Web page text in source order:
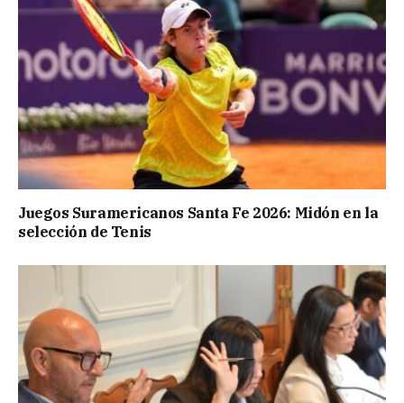
Juegos Suramericanos Santa Fe 2026: Midón en la
selección de Tenis